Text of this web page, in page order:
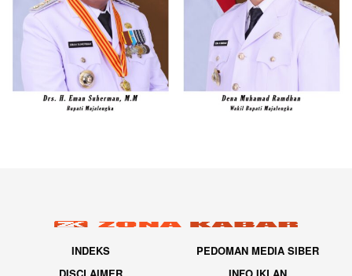
INDEKS
PEDOMAN MEDIA SIBER